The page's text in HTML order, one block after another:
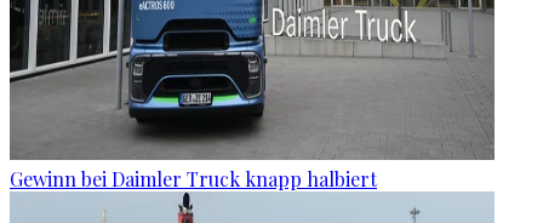
Gewinn bei Daimler Truck knapp halbiert